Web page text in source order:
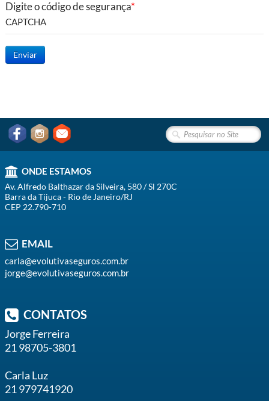
Digite o código de segurança
CAPTCHA
Enviar
ONDE ESTAMOS
Av. Alfredo Balthazar da Silveira, 580 / Sl 270C
Barra da Tijuca - Rio de Janeiro/RJ
CEP 22.790-710
EMAIL
carla@evolutivaseguros.com.br
jorge@evolutivaseguros.com.br
CONTATOS
Jorge Ferreira
21 98705-3801
Carla Luz
21 979741920